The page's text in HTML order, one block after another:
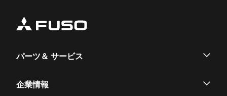
パーツ＆ サービス
パーツ
企業情報